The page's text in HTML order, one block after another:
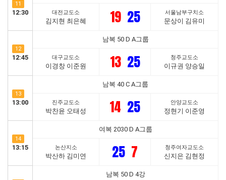
11
12:30 대전교도소
김지현 최은혜 19 25 서울남부구치소
문상이 김유미
12
12:45
남복 50 D A그룹
대구교도소
이경창 이준원 13 25 청주교도소
이규권 양승일
13
13:00
남복 40 C A그룹
진주교도소
박찬윤 오태성 14 25 안양교도소
정현기 이준영
14
13:15
여복 2030 D A그룹
논산지소
박산하 김미연 25 7 청주여자교도소
신지은 김현정
남복 50 D 4강